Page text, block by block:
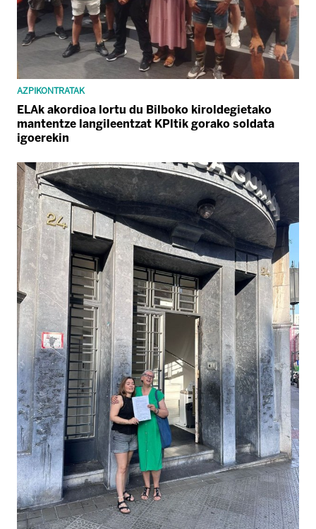
AZPIKONTRATAK
ELAk akordioa lortu du Bilboko kiroldegietako
mantentze langileentzat KPltik gorako soldata
igoerekin